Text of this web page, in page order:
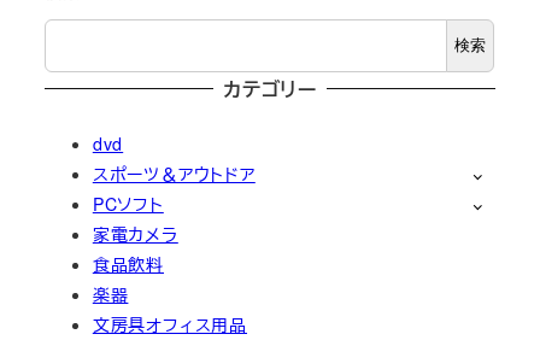
検索
カテゴリー
dvd
スポーツ＆アウトドア
PCソフト
家電カメラ
食品飲料
楽器
文房具オフィス用品